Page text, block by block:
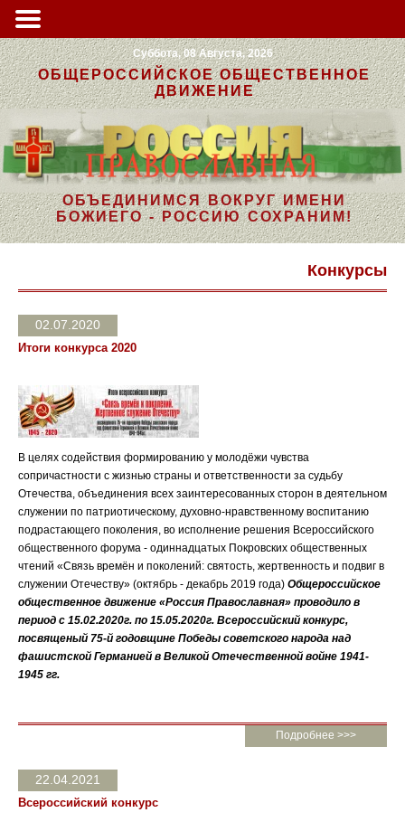
Суббота, 08 Августа, 2026
ОБЩЕРОССИЙСКОЕ ОБЩЕСТВЕННОЕ
ДВИЖЕНИЕ
ОБЪЕДИНИМСЯ ВОКРУГ ИМЕНИ
БОЖИЕГО - РОССИЮ СОХРАНИМ!
Конкурсы
02.07.2020
Итоги конкурса 2020
В целях содействия формированию у молодёжи чувства
сопричастности с жизнью страны и ответственности за судьбу
Отечества, объединения всех заинтересованных сторон в деятельном
служении по патриотическому, духовно-нравственному воспитанию
подрастающего поколения, во исполнение решения Всероссийского
общественного форума - одиннадцатых Покровских общественных
чтений «Связь времён и поколений: святость, жертвенность и подвиг в
служении Отечеству» (октябрь - декабрь 2019 года) Общероссийское
общественное движение «Россия Православная» проводило в
период с 15.02.2020г. по 15.05.2020г. Всероссийский конкурс,
посвященый 75-й годовщине Победы советского народа над
фашистской Германией в Великой Отечественной войне 1941-
1945 гг.
Подробнее >>>
22.04.2021
Всероссийский конкурс